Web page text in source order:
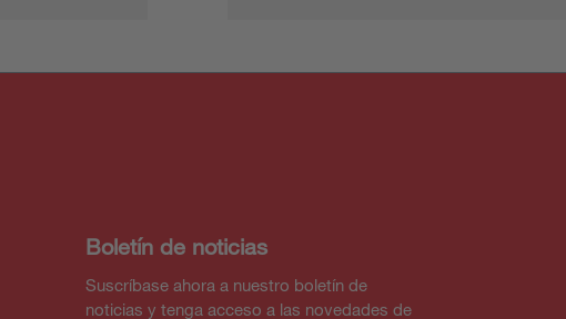
Boletín de noticias
Suscríbase ahora a nuestro boletín de
noticias y tenga acceso a las novedades de